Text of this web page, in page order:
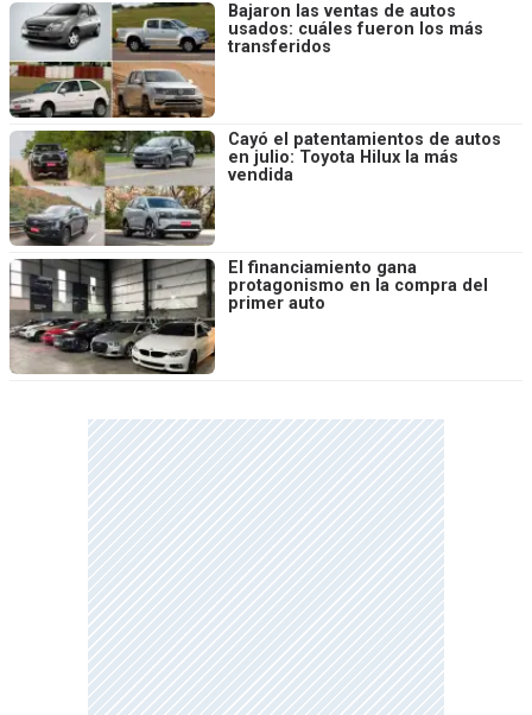
Bajaron las ventas de autos
usados: cuáles fueron los más
transferidos
Cayó el patentamientos de autos
en julio: Toyota Hilux la más
vendida
El financiamiento gana
protagonismo en la compra del
primer auto